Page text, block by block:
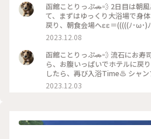
函館ことりっぷ🚗💨 2日目は朝風呂からスタート♨️ 早めに起き
て、まずはゆっくり大浴場で身
戻り、朝食会場へεε＝(((((ﾉ･ω･)ﾉ もちろん今回ラビスタに泊
まったのは、朝食目的です（*´>∀<｀*）ｷｬ
着いたのに、長蛇の列Σ( ˙꒳​˙ )‼️ でもスムーズに列は進みま
す。 最初に炉端焼きコーナーが
に、殻付きホタテがあってこれ
˙ω˙)ว♪ お次は自分で作る海鮮
レツ、ご飯のお供コーナー、パン等目移
クリーム🍦⋯ 観光地でよく見る
2023.12.08
函館ことりっぷ🚗💨 流石にお寿司🍣とラーメン🍜を食べた
ら、お腹いっぱいでホテルに戻
したら、再び入浴Time♨️ シャ
シャンプーセットを選んで、良
この日は大荒れ予想の天気、13
に来る人は少なく、来てもすぐ
2023.12.03